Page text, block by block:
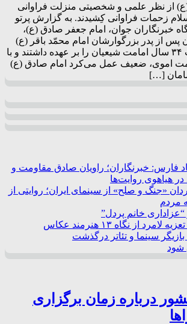
از نظر علمی و شخصیتی منزلت فراوانی
زحمات فراوانی کِشیدند. به گزارش پرتو
خبرنگاران جوان، امام جعفر صادق (ع)،
از پدر بزرگوارشان امام محمّد باقر (ع)
است. ایشان به مدت ۳۴ سال امامت شیعیان را بر عهده داشتند و با
اموی، ضعیف عمل می‌کرد امام صادق (ع)
[…]
فارس: خبرنگاران؛ راویان صادق مقاومت و
هیاهوی روایت‌ها
«جنگ و صلح» از سینمای ایران؛ روایتی از
مردم
خانم پردل”
از نگاه ۱۳ هنرمند عکاس
سینما و تئاتر درگذشت
شود
درباره زمان برگزاری